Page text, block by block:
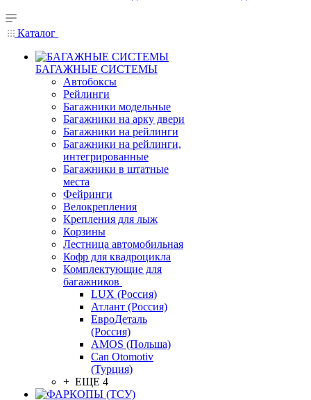
Каталог
БАГАЖНЫЕ СИСТЕМЫ
Автобоксы
Рейлинги
Багажники модельные
Багажники на арку двери
Багажники на рейлинги
Багажники на рейлинги,
интегрированные
Багажники в штатные
места
Фейринги
Велокрепления
Крепления для лыж
Корзины
Лестница автомобильная
Кофр для квадроцикла
Комплектующие для
багажников
LUX (Россия)
Атлант (Россия)
ЕвроДеталь
(Россия)
AMOS (Польша)
Can Otomotiv
(Турция)
+ ЕЩЕ 4